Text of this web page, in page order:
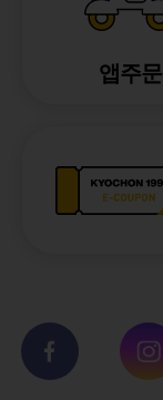
앱주문